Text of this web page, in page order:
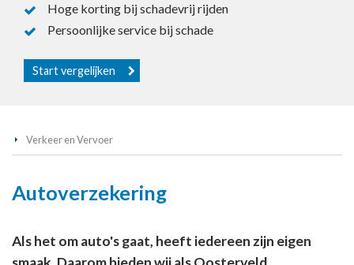
Hoge korting bij schadevrij rijden
Persoonlijke service bij schade
Start vergelijken
Verkeer en Vervoer
Autoverzekering
Als het om auto's gaat, heeft iedereen zijn eigen